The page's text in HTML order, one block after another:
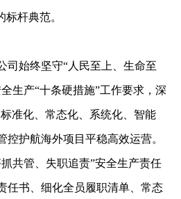
杆典范。
司始终坚守“人民至上、生命至
生产“十条硬措施”工作要求，深
准化、常态化、系统化、智能
护航海外项目平稳高效运营。
共管、失职追责”安全生产责任
任书、细化全员履职清单、常态